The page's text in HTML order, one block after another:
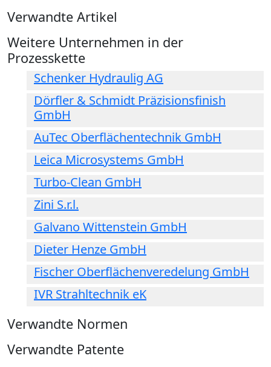
Verwandte Artikel
Weitere Unternehmen in der
Prozesskette
Schenker Hydraulig AG
Dörfler & Schmidt Präzisionsfinish
GmbH
AuTec Oberflächentechnik GmbH
Leica Microsystems GmbH
Turbo-Clean GmbH
Zini S.r.l.
Galvano Wittenstein GmbH
Dieter Henze GmbH
Fischer Oberflächenveredelung GmbH
IVR Strahltechnik eK
Verwandte Normen
Verwandte Patente